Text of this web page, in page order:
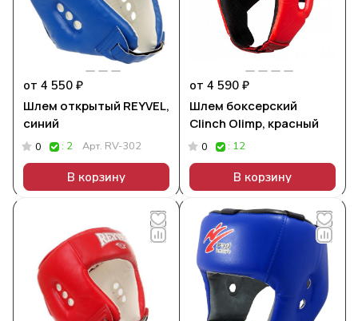
от 4 550 ₽
Шлем открытый REYVEL,
синий
0 : 2 Арт. RV-302
В корзину
от 4 590 ₽
Шлем боксерский
Clinch Olimp, красный
0 : 12
В корзину